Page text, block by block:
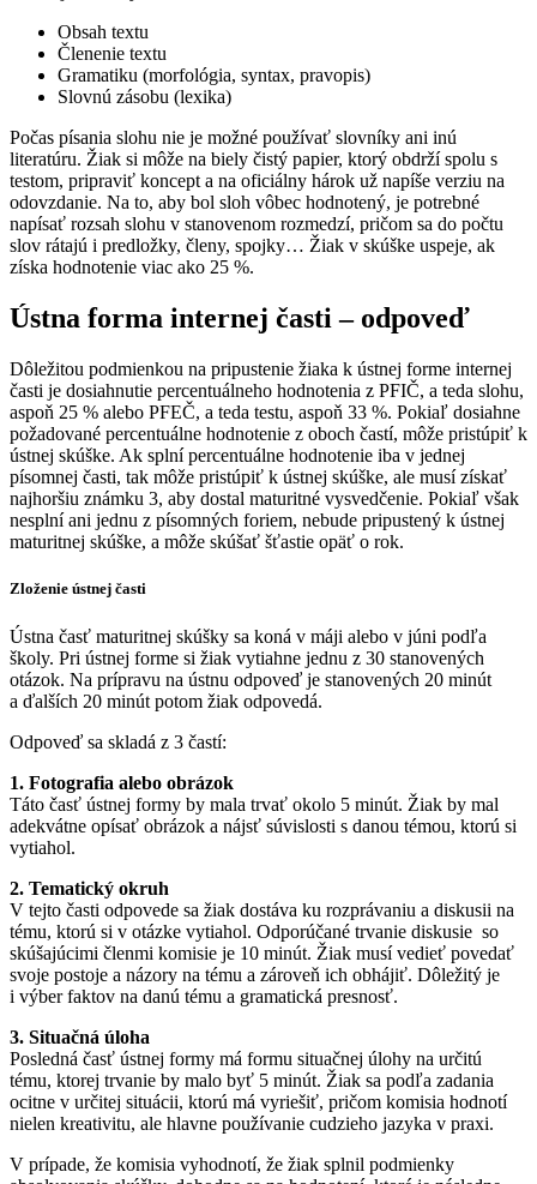
Obsah textu
Členenie textu
Gramatiku (morfológia, syntax, pravopis)
Slovnú zásobu (lexika)
Počas písania slohu nie je možné používať slovníky ani inú
literatúru. Žiak si môže na biely čistý papier, ktorý obdrží spolu s
testom, pripraviť koncept a na oficiálny hárok už napíše verziu na
odovzdanie. Na to, aby bol sloh vôbec hodnotený, je potrebné
napísať rozsah slohu v stanovenom rozmedzí, pričom sa do počtu
slov rátajú i predložky, členy, spojky… Žiak v skúške uspeje, ak
získa hodnotenie viac ako 25 %.
Ústna forma internej časti – odpoveď
Dôležitou podmienkou na pripustenie žiaka k ústnej forme internej
časti je dosiahnutie percentuálneho hodnotenia z PFIČ, a teda slohu,
aspoň 25 % alebo PFEČ, a teda testu, aspoň 33 %. Pokiaľ dosiahne
požadované percentuálne hodnotenie z oboch častí, môže pristúpiť k
ústnej skúške. Ak splní percentuálne hodnotenie iba v jednej
písomnej časti, tak môže pristúpiť k ústnej skúške, ale musí získať
najhoršiu známku 3, aby dostal maturitné vysvedčenie. Pokiaľ však
nesplní ani jednu z písomných foriem, nebude pripustený k ústnej
maturitnej skúške, a môže skúšať šťastie opäť o rok.
Zloženie ústnej časti
Ústna časť maturitnej skúšky sa koná v máji alebo v júni podľa
školy. Pri ústnej forme si žiak vytiahne jednu z 30 stanovených
otázok. Na prípravu na ústnu odpoveď je stanovených 20 minút
a ďalších 20 minút potom žiak odpovedá.
Odpoveď sa skladá z 3 častí:
1. Fotografia alebo obrázok
Táto časť ústnej formy by mala trvať okolo 5 minút. Žiak by mal
adekvátne opísať obrázok a nájsť súvislosti s danou témou, ktorú si
vytiahol.
2. Tematický okruh
V tejto časti odpovede sa žiak dostáva ku rozprávaniu a diskusii na
tému, ktorú si v otázke vytiahol. Odporúčané trvanie diskusie so
skúšajúcimi členmi komisie je 10 minút. Žiak musí vedieť povedať
svoje postoje a názory na tému a zároveň ich obhájiť. Dôležitý je
i výber faktov na danú tému a gramatická presnosť.
3. Situačná úloha
Posledná časť ústnej formy má formu situačnej úlohy na určitú
tému, ktorej trvanie by malo byť 5 minút. Žiak sa podľa zadania
ocitne v určitej situácii, ktorú má vyriešiť, pričom komisia hodnotí
nielen kreativitu, ale hlavne používanie cudzieho jazyka v praxi.
V prípade, že komisia vyhodnotí, že žiak splnil podmienky